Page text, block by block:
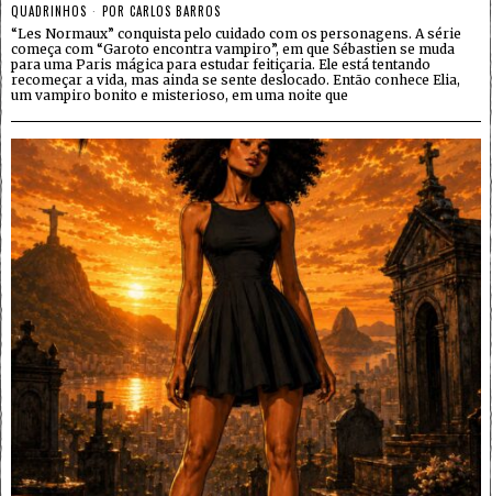
QUADRINHOS POR CARLOS BARROS
“Les Normaux” conquista pelo cuidado com os personagens. A série
começa com “Garoto encontra vampiro”, em que Sébastien se muda
para uma Paris mágica para estudar feitiçaria. Ele está tentando
recomeçar a vida, mas ainda se sente deslocado. Então conhece Elia,
um vampiro bonito e misterioso, em uma noite que